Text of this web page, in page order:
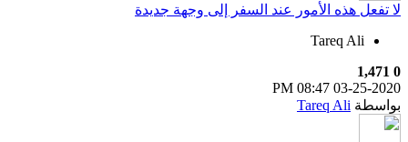
لا تفعل هذه الأمور عند السفر إلى وجهة جديدة
Tareq Ali
0
1,471
03-25-2020
08:47 PM
بواسطة Tareq Ali